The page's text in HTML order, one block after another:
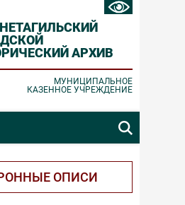
АРХИВ
МУНИЦИПАЛЬНОЕ
КАЗЕННОЕ УЧРЕЖДЕНИЕ
ОПИСИ
принята
отправки
вводимых
попытку.